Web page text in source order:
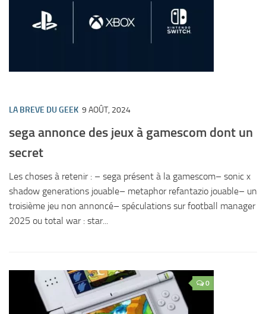
LA BREVE DU GEEK 9 AOÛT, 2024
sega annonce des jeux à gamescom dont un
secret
Les choses à retenir : – sega présent à la gamescom– sonic x
shadow generations jouable– metaphor refantazio jouable– un
troisième jeu non annoncé– spéculations sur football manager
2025 ou total war : star...
0